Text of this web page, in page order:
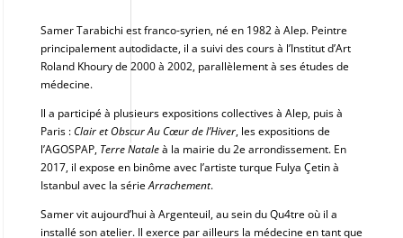
Samer Tarabichi est franco-syrien, né en 1982 à Alep. Peintre
principalement autodidacte, il a suivi des cours à l’Institut d’Art
Roland Khoury de 2000 à 2002, parallèlement à ses études de
médecine.
Il a participé à plusieurs expositions collectives à Alep, puis à
Paris :Clair et Obscur Au Cœur de l’Hiver, les expositions de
l’AGOSPAP, Terre Nataleà la mairie du 2e arrondissement. En
2017, il expose en binôme avec l’artiste turque Fulya Çetin à
Istanbul avec la sérieArrachement.
Samer vit aujourd’hui à Argenteuil, au sein du Qu4tre où il a
installé son atelier. Il exerce par ailleurs la médecine en tant que